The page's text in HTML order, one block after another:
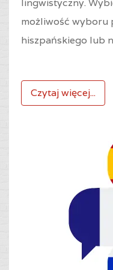
lingwistyczny.
możliwość wyboru
hiszpańskiego lub
Czytaj więcej...